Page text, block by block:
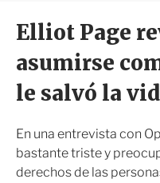
Elliot Page
asumirse
le salvó la
En una entrevista con
bastante triste y
derechos de las